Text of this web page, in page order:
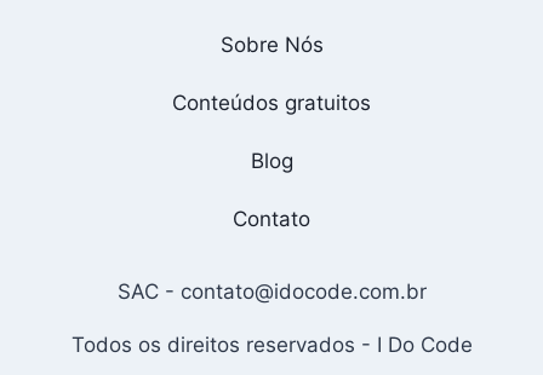
Sobre Nós
Conteúdos gratuitos
Blog
Contato
SAC - contato@idocode.com.br
Todos os direitos reservados - I Do Code